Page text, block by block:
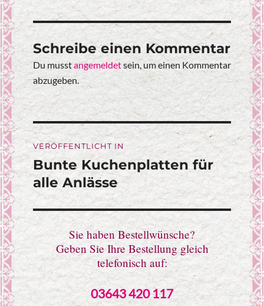
Schreibe einen Kommentar
Du musstangemeldetsein, um einen Kommentar
abzugeben.
Beitragsnavigation
VERÖFFENTLICHT IN
Bunte Kuchenplatten für
alle Anlässe
Sie haben Bestellwünsche?
Geben Sie Ihre Bestellung gleich
telefonisch auf:
03643 420 117